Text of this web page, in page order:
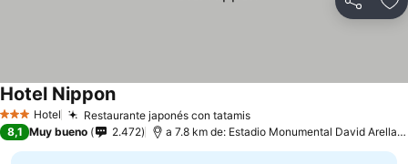
Compartir
3 Estrellas
Hotel Restaurante japonés con tatamis
Hotel Nippon
8,1 Muy bueno 2.472 a 7.8 km de: Estadio Monumental David Arellano